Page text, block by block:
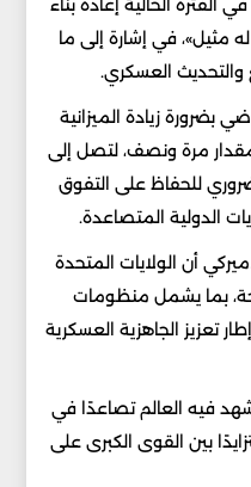
الحالية إعادة بناء
مثيل»، في إشارة إلى ما
العسكري.
بضرورة زيادة الميزانية
الأميركية لعام 2027 بمقدار مرة ونصف، لتصل إلى
ضروري للحفاظ على التفوق
الدولية المتصاعدة.
أن الولايات المتحدة
بما يشمل منظومات
تعزيز الجاهزية العسكرية
فيه العالم تصاعدًا في
بين القوى الكبرى على